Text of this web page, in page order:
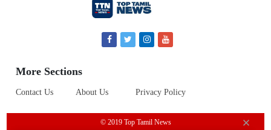
More Sections
Contact Us About Us Privacy Policy
© 2019 Top Tamil News